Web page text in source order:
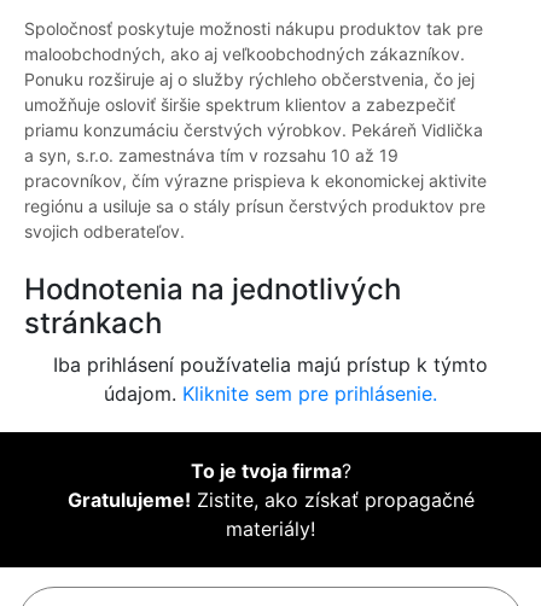
Spoločnosť poskytuje možnosti nákupu produktov tak pre
maloobchodných, ako aj veľkoobchodných zákazníkov.
Ponuku rozširuje aj o služby rýchleho občerstvenia, čo jej
umožňuje osloviť širšie spektrum klientov a zabezpečiť
priamu konzumáciu čerstvých výrobkov. Pekáreň Vidlička
a syn, s.r.o. zamestnáva tím v rozsahu 10 až 19
pracovníkov, čím výrazne prispieva k ekonomickej aktivite
regiónu a usiluje sa o stály prísun čerstvých produktov pre
svojich odberateľov.
Hodnotenia na jednotlivých
stránkach
Iba prihlásení používatelia majú prístup k týmto
údajom. Kliknite sem pre prihlásenie.
To je tvoja firma?
Gratulujeme! Zistite, ako získať propagačné
materiály!